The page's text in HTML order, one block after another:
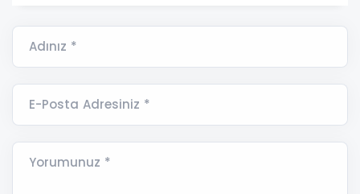
Adınız *
E-Posta Adresiniz *
Yorumunuz *